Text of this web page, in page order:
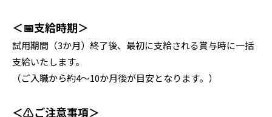
＜📅支給時期＞
試用期間（3か月）終了後、最初に支給される賞与時に一括
支給いたします。
（ご入職から約4～10か月後が目安となります。）
＜⚠ご注意事項＞